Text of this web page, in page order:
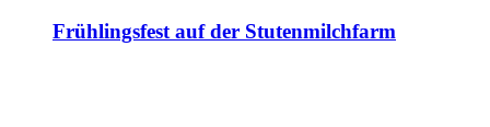
Frühlingsfest auf der Stutenmilchfarm